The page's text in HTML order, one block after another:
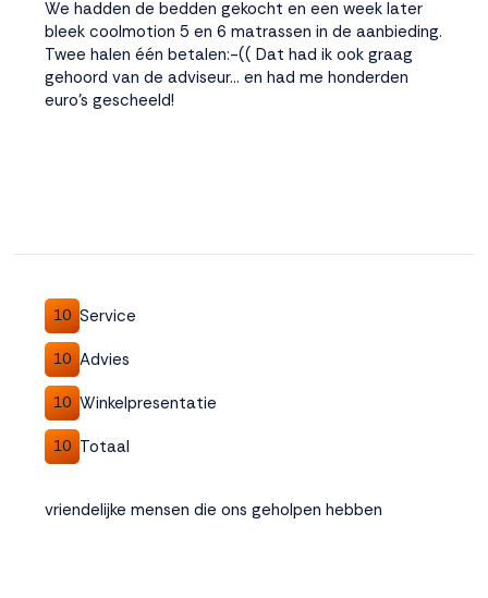
We hadden de bedden gekocht en een week later
bleek coolmotion 5 en 6 matrassen in de aanbieding.
Twee halen één betalen:-(( Dat had ik ook graag
gehoord van de adviseur… en had me honderden
euro’s gescheeld!
10 Service
10 Advies
10 Winkelpresentatie
10 Totaal
vriendelijke mensen die ons geholpen hebben